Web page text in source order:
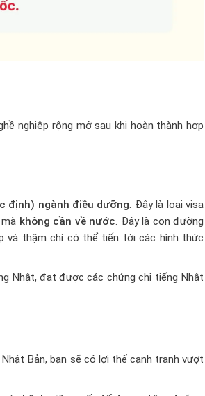
nghiệp rộng mở sau khi hoàn thành hợp
định) ngành điều dưỡng. Đây là loại visa
mà không cần về nước. Đây là con đường
và thậm chí có thể tiến tới các hình thức
Nhật, đạt được các chứng chỉ tiếng Nhật
Bản, bạn sẽ có lợi thế cạnh tranh vượt